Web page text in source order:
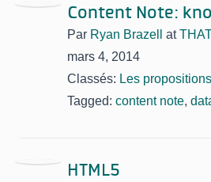
Content Note:
Par Ryan Brazell at
mars 4, 2014
Classés: Les
Tagged: content note,
HTML5